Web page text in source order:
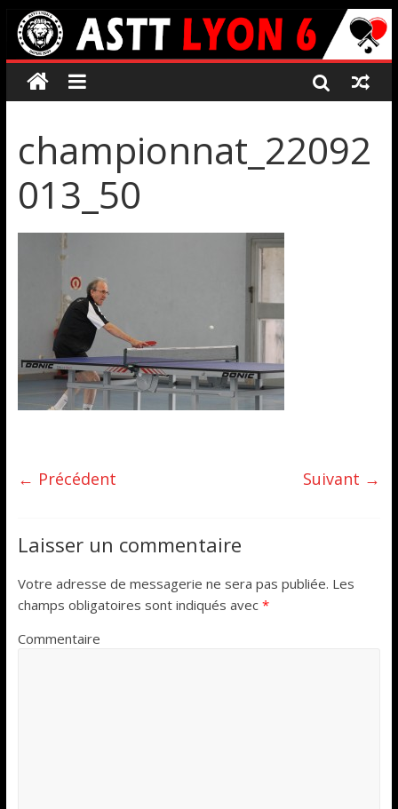
championnat_22092
013_50
← Précédent Suivant →
Laisser un commentaire
Votre adresse de messagerie ne sera pas publiée. Les
champs obligatoires sont indiqués avec *
Commentaire